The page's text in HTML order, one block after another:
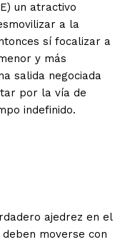
un atractivo
a la
sí focalizar a
y más
salida negociada
por la vía de
indefinido.
ajedrez en el
moverse con